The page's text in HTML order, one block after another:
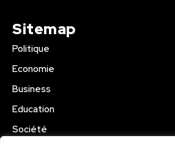
Sitemap
Politique
Economie
Business
Education
Société